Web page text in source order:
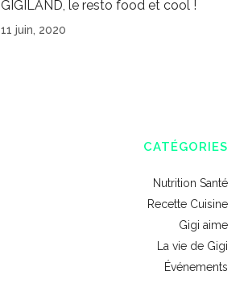
GIGILAND, le resto food et cool !
11 juin, 2020
CATÉGORIES
Nutrition Santé
Recette Cuisine
Gigi aime
La vie de Gigi
Événements